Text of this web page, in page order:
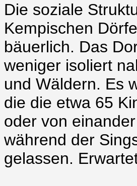
Die soziale
Kempischen
bäuerlich. Das
weniger isoliert
und Wäldern. Es
die die etwa 65
oder von
während der
gelassen.